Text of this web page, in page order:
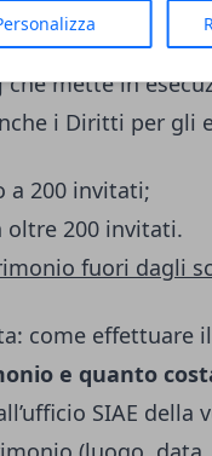
fino a 200 invitati;
oltre i 200 invitati.
mette in
i Diritti per gli
a 200 invitati;
oltre 200 invitati.
fuori dagli
come effettuare
e quanto
SIAE della